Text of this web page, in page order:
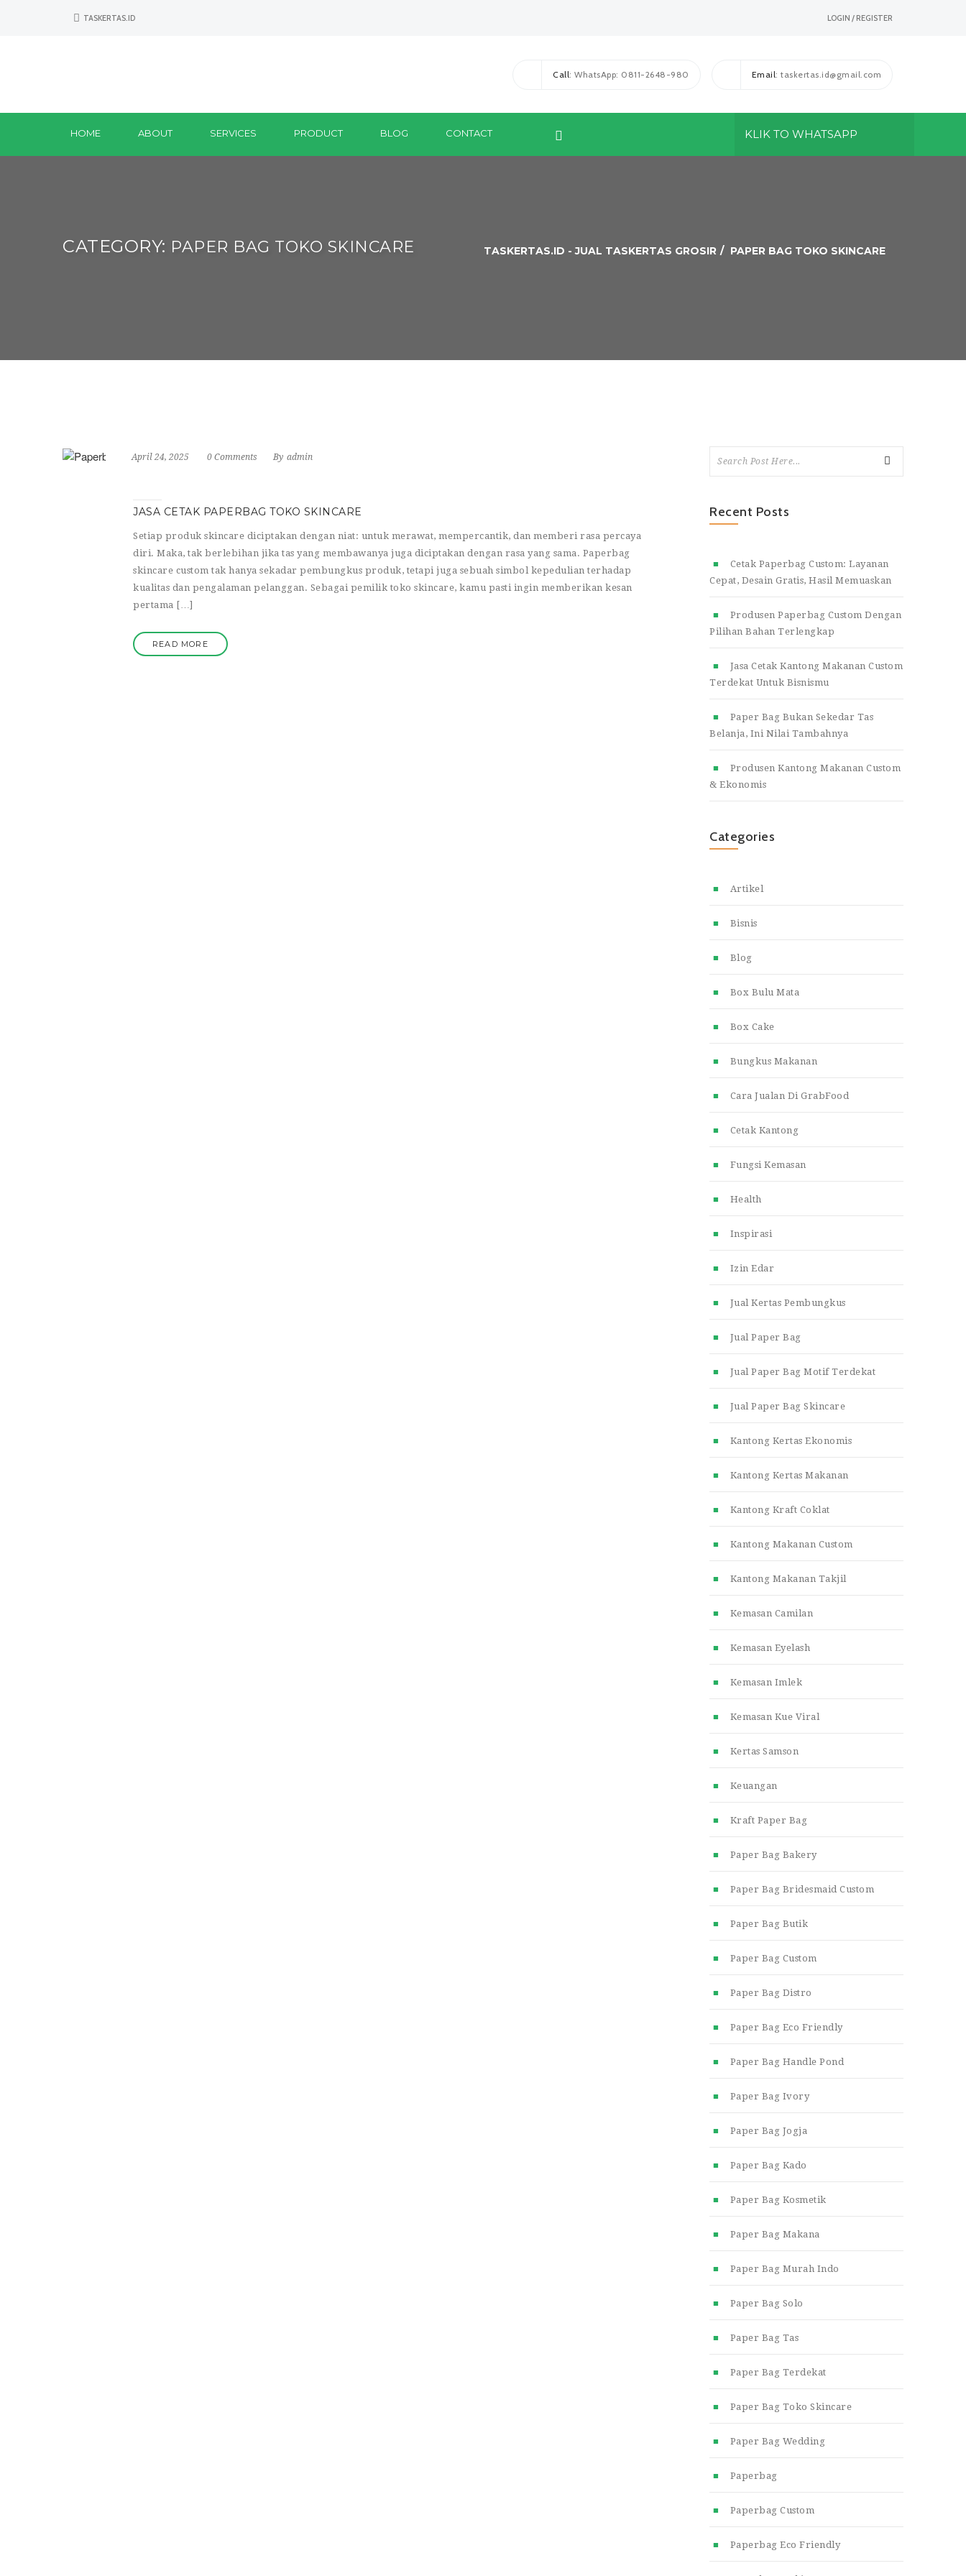
TASKERTAS.ID LOGIN / REGISTER
Call: WhatsApp: 0811-2648-980 Email: taskertas.id@gmail.com
KLIK TO WHATSAPP
HOME ABOUT SERVICES PRODUCT BLOG CONTACT
CATEGORY: PAPER BAG TOKO SKINCARE TASKERTAS.ID - JUAL TASKERTAS GROSIR PAPER BAG TOKO SKINCARE
April 24, 2025 0 Comments By admin
JASA CETAK PAPERBAG TOKO SKINCARE
Setiap produk skincare diciptakan dengan niat: untuk merawat, mempercantik, dan memberi rasa percaya
diri. Maka, tak berlebihan jika tas yang membawanya juga diciptakan dengan rasa yang sama. Paperbag
skincare custom tak hanya sekadar pembungkus produk, tetapi juga sebuah simbol kepedulian terhadap
kualitas dan pengalaman pelanggan. Sebagai pemilik toko skincare, kamu pasti ingin memberikan kesan
pertama […]
READ MORE
Recent Posts
Cetak Paperbag Custom: Layanan
Cepat, Desain Gratis, Hasil Memuaskan
Produsen Paperbag Custom Dengan
Pilihan Bahan Terlengkap
Jasa Cetak Kantong Makanan Custom
Terdekat Untuk Bisnismu
Paper Bag Bukan Sekedar Tas
Belanja, Ini Nilai Tambahnya
Produsen Kantong Makanan Custom
& Ekonomis
Categories
Artikel
Bisnis
Blog
Box Bulu Mata
Box Cake
Bungkus Makanan
Cara Jualan Di GrabFood
Cetak Kantong
Fungsi Kemasan
Health
Inspirasi
Izin Edar
Jual Kertas Pembungkus
Jual Paper Bag
Jual Paper Bag Motif Terdekat
Jual Paper Bag Skincare
Kantong Kertas Ekonomis
Kantong Kertas Makanan
Kantong Kraft Coklat
Kantong Makanan Custom
Kantong Makanan Takjil
Kemasan Camilan
Kemasan Eyelash
Kemasan Imlek
Kemasan Kue Viral
Kertas Samson
Keuangan
Kraft Paper Bag
Paper Bag Bakery
Paper Bag Bridesmaid Custom
Paper Bag Butik
Paper Bag Custom
Paper Bag Distro
Paper Bag Eco Friendly
Paper Bag Handle Pond
Paper Bag Ivory
Paper Bag Jogja
Paper Bag Kado
Paper Bag Kosmetik
Paper Bag Makana
Paper Bag Murah Indo
Paper Bag Solo
Paper Bag Tas
Paper Bag Terdekat
Paper Bag Toko Skincare
Paper Bag Wedding
Paperbag
Paperbag Custom
Paperbag Eco Friendly